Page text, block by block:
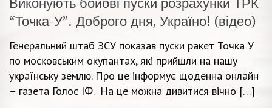
Виконують бойові пуски розрахунки ТРК
“Точка-У”. Доброго дня, Україно! (відео)
Генеральний штаб ЗСУ показав пуски ракет Точка У
по московським окупантах, які прийшли на нашу
українську землю. Про це інформує щоденна онлайн
– газета Голос ІФ. На це можна дивитися вічно […]